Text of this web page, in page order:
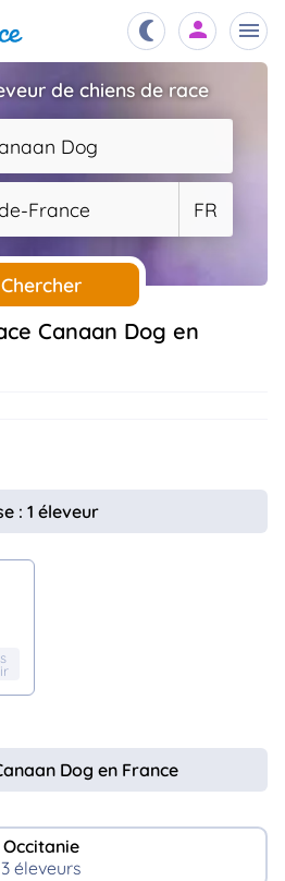
de chiens de race
Dog
France FR
Chercher
: 1 éleveur
Dog en France
Occitanie
3 éleveurs